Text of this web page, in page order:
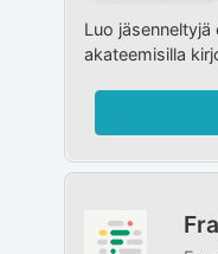
Luo
akateemisilla